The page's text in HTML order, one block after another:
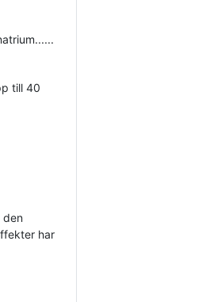
till 40
den
har